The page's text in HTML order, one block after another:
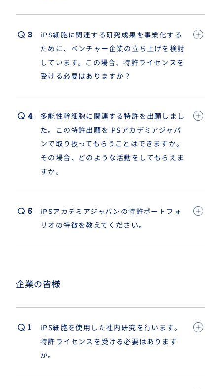
iPS細胞に関連する研究成果を事業化する
ために、ベンチャー企業の立ち上げを検討
しています。この場合、特許ライセンスを
受ける必要はありますか？
多能性幹細胞に関連する特許を出願しまし
た。この特許出願をiPSアカデミアジャパ
ンで取り扱ってもらうことはできますか。
その場合、どのような活動をしてもらえま
すか。
iPSアカデミアジャパンの特許ポートフォ
リオの特徴を教えてください。
企業の皆様
iPS細胞を使用した社内研究を行います。
特許ライセンスを受ける必要はあります
か。